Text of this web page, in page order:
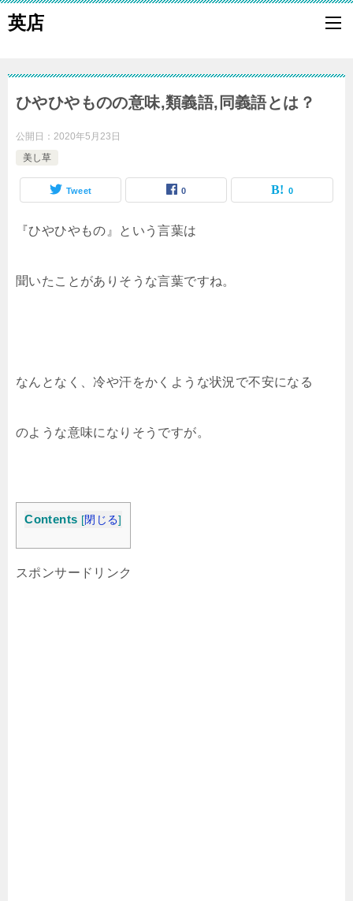
英店
ひやひやものの意味,類義語,同義語とは？
公開日： 2020年5月23日
美し草
Tweet 0 0
『ひやひやもの』という言葉は
聞いたことがありそうな言葉ですね。
なんとなく、冷や汗をかくような状況で不安になる
のような意味になりそうですが。
Contents [閉じる]
スポンサードリンク